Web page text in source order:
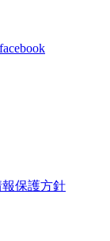
facebook
保護方針